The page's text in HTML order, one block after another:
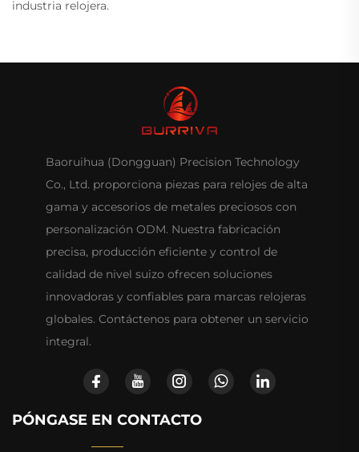
industria relojera.
Baoruihua (Dongguan) Precision Technology
Co., Ltd. proporciona piezas para relojes de alta
gama y accesorios de metales preciosos con
personalización ODM. Nuestra fabricación
precisa, producción eficiente y control de
calidad de nivel suizo ofrecen soluciones
innovadoras y confiables para marcas relojeras
globales. Contáctenos para obtener un servicio
integral.
PÓNGASE EN CONTACTO